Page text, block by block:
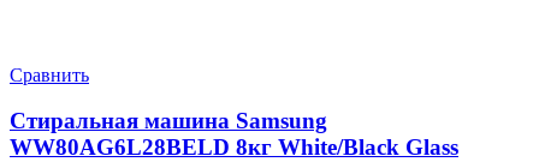
Сравнить
Стиральная машина Samsung
WW80AG6L28BELD 8кг White/Black Glass